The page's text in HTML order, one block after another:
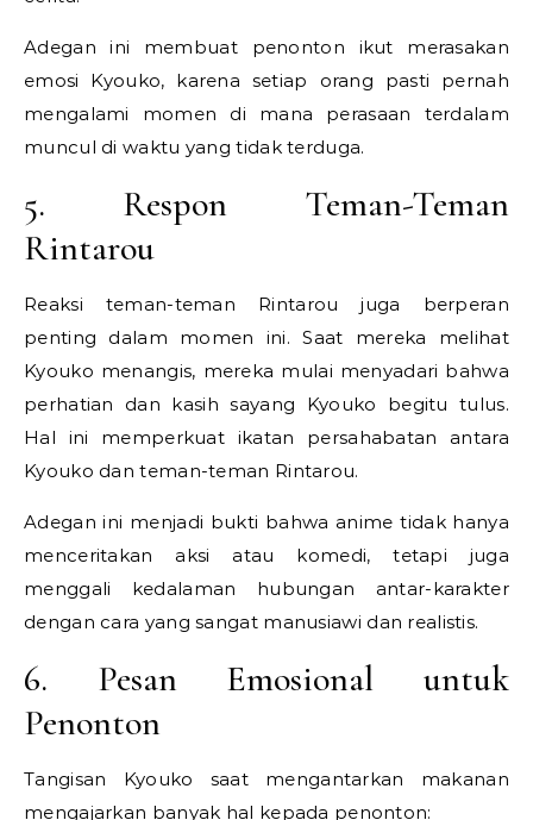
Adegan ini membuat penonton ikut merasakan
emosi Kyouko, karena setiap orang pasti pernah
mengalami momen di mana perasaan terdalam
muncul di waktu yang tidak terduga.
5. Respon Teman-Teman
Rintarou
Reaksi teman-teman Rintarou juga berperan
penting dalam momen ini. Saat mereka melihat
Kyouko menangis, mereka mulai menyadari bahwa
perhatian dan kasih sayang Kyouko begitu tulus.
Hal ini memperkuat ikatan persahabatan antara
Kyouko dan teman-teman Rintarou.
Adegan ini menjadi bukti bahwa anime tidak hanya
menceritakan aksi atau komedi, tetapi juga
menggali kedalaman hubungan antar-karakter
dengan cara yang sangat manusiawi dan realistis.
6. Pesan Emosional untuk
Penonton
Tangisan Kyouko saat mengantarkan makanan
mengajarkan banyak hal kepada penonton: